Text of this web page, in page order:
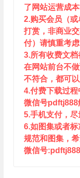
了网站运营成
2.购买会员（或
打赏，非商业
付）请慎重考虑
3.所有收费文
在网站前台不
不符合，都可
4.付费下载过
微信号pdftj888
5.手机支付，尽
6.如图集或者
规范和图集，
微信号:pdftj888